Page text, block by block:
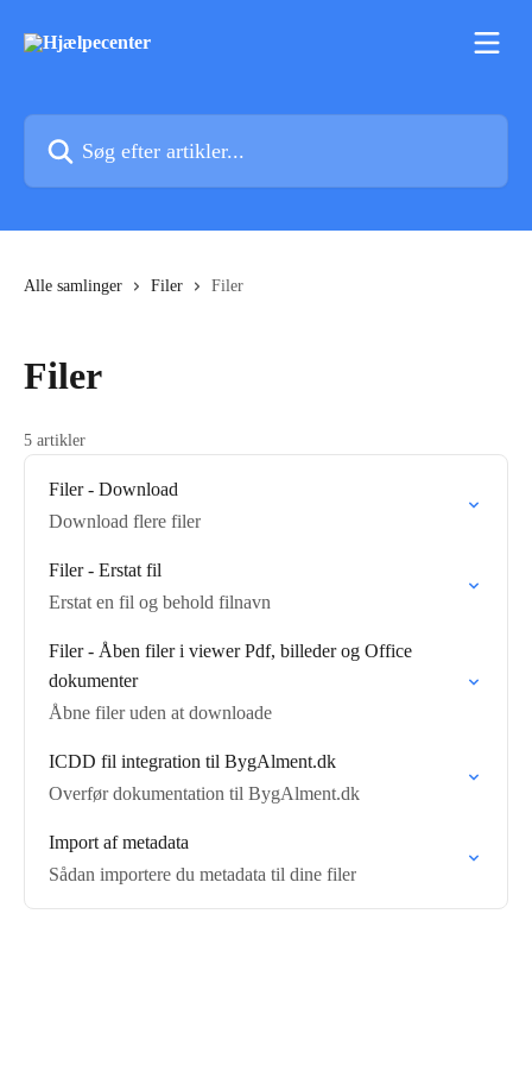
Alle samlinger Filer Filer
Filer
5 artikler
Filer - Download
Download flere filer
Filer - Erstat fil
Erstat en fil og behold filnavn
Filer - Åben filer i viewer Pdf, billeder og Office
dokumenter
Åbne filer uden at downloade
ICDD fil integration til BygAlment.dk
Overfør dokumentation til BygAlment.dk
Import af metadata
Sådan importere du metadata til dine filer